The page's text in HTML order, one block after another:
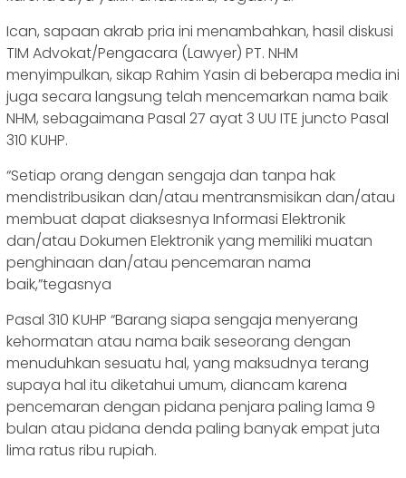
Ican, sapaan akrab pria ini menambahkan, hasil diskusi
TIM Advokat/Pengacara (Lawyer) PT. NHM
menyimpulkan, sikap Rahim Yasin di beberapa media ini
juga secara langsung telah mencemarkan nama baik
NHM, sebagaimana Pasal 27 ayat 3 UU ITE juncto Pasal
310 KUHP.
“Setiap orang dengan sengaja dan tanpa hak
mendistribusikan dan/atau mentransmisikan dan/atau
membuat dapat diaksesnya Informasi Elektronik
dan/atau Dokumen Elektronik yang memiliki muatan
penghinaan dan/atau pencemaran nama
baik,”tegasnya
Pasal 310 KUHP “Barang siapa sengaja menyerang
kehormatan atau nama baik seseorang dengan
menuduhkan sesuatu hal, yang maksudnya terang
supaya hal itu diketahui umum, diancam karena
pencemaran dengan pidana penjara paling lama 9
bulan atau pidana denda paling banyak empat juta
lima ratus ribu rupiah.